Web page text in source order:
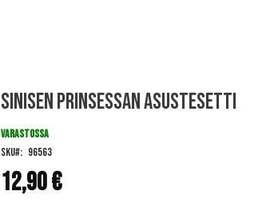
Sinisen prinsessan asustesetti
12,90 €
VARASTOSSA
SKU
96563